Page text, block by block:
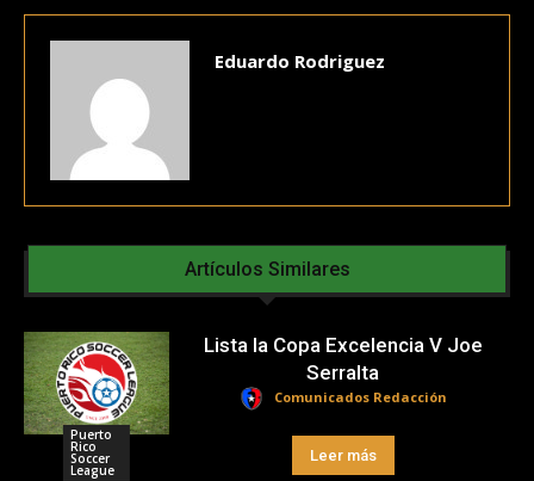
Eduardo Rodriguez
Artículos Similares
Puerto
Rico
Soccer
League
Lista la Copa Excelencia V Joe
Serralta
Comunicados Redacción
Leer más